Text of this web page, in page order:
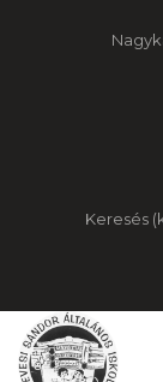
Keresés